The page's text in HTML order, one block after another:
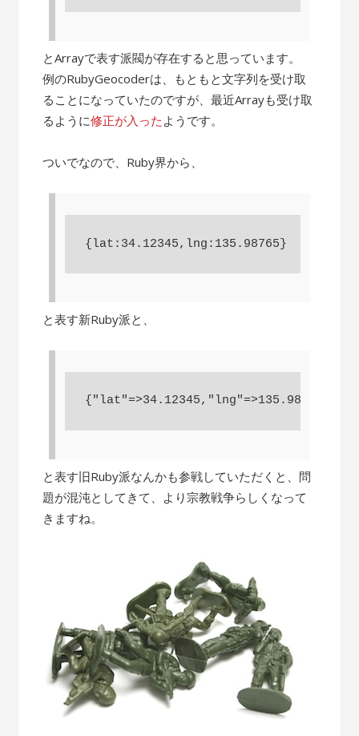
とArrayで表す派閥が存在すると思っています。
例のRubyGeocoderは、もともと文字列を受け取
ることになっていたのですが、最近Arrayも受け取
るように修正が入った ようです。
ついでなので、Ruby界から、
と表す新Ruby派と、
と表す旧Ruby派なんかも参戦していただくと、問
題が混沌としてきて、より宗教戦争らしくなって
きますね。